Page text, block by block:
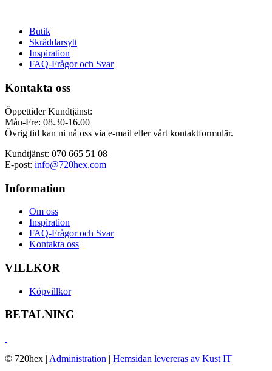
Butik
Skräddarsytt
Inspiration
FAQ-Frågor och Svar
Kontakta oss
Öppettider Kundtjänst:
Mån-Fre: 08.30-16.00
Övrig tid kan ni nå oss via e-mail eller vårt kontaktformulär.
Kundtjänst: 070 665 51 08
E-post: info@720hex.com
Information
Om oss
Inspiration
FAQ-Frågor och Svar
Kontakta oss
VILLKOR
Köpvillkor
BETALNING
© 720hex | Administration | Hemsidan levereras av Kust IT